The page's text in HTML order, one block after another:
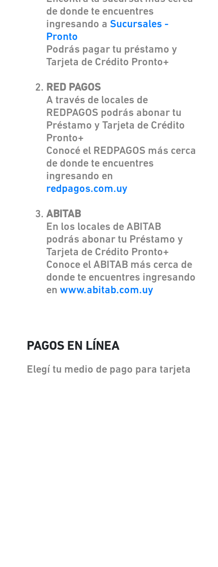
de donde te encuentres
ingresando a Sucursales -
Pronto
Podrás pagar tu préstamo y
Tarjeta de Crédito Pronto+
RED PAGOS
A través de locales de
REDPAGOS podrás abonar tu
Préstamo y Tarjeta de Crédito
Pronto+
Conocé el REDPAGOS más cerca
de donde te encuentres
ingresando en
redpagos.com.uy
ABITAB
En los locales de ABITAB
podrás abonar tu Préstamo y
Tarjeta de Crédito Pronto+
Conoce el ABITAB más cerca de
donde te encuentres ingresando
en www.abitab.com.uy
PAGOS EN LÍNEA
Elegí tu medio de pago para tarjeta